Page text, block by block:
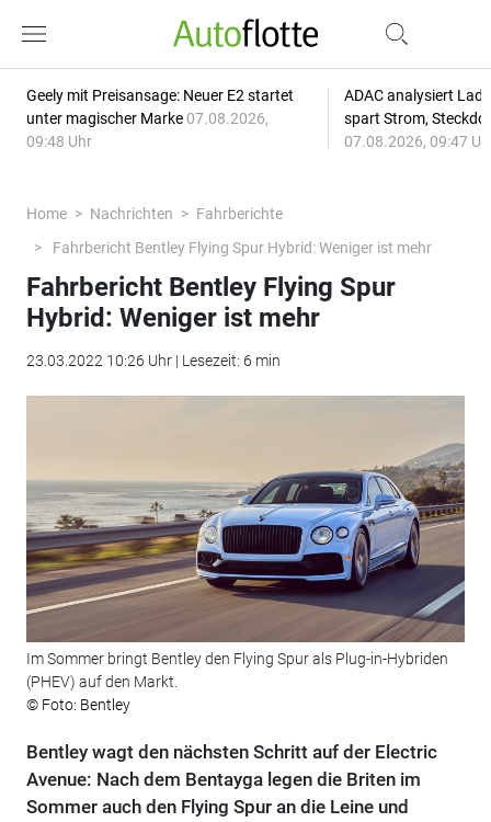
Geely mit Preisansage: Neuer E2 startet
unter magischer Marke 07.08.2026,
09:48 Uhr
ADAC analysiert
spart Strom,
07.08.2026, 09:47
Home Nachrichten
Fahrberichte
Fahrbericht Bentley Flying Spur Hybrid: Weniger ist mehr
Fahrbericht Bentley Flying Spur
Hybrid: Weniger ist mehr
23.03.2022 10:26 Uhr | Lesezeit: 6 min
Im Sommer bringt Bentley den Flying Spur als Plug-in-Hybriden
(PHEV) auf den Markt.
© Foto: Bentley
Bentley wagt den nächsten Schritt auf der Electric
Avenue: Nach dem Bentayga legen die Briten im
Sommer auch den Flying Spur an die Leine und